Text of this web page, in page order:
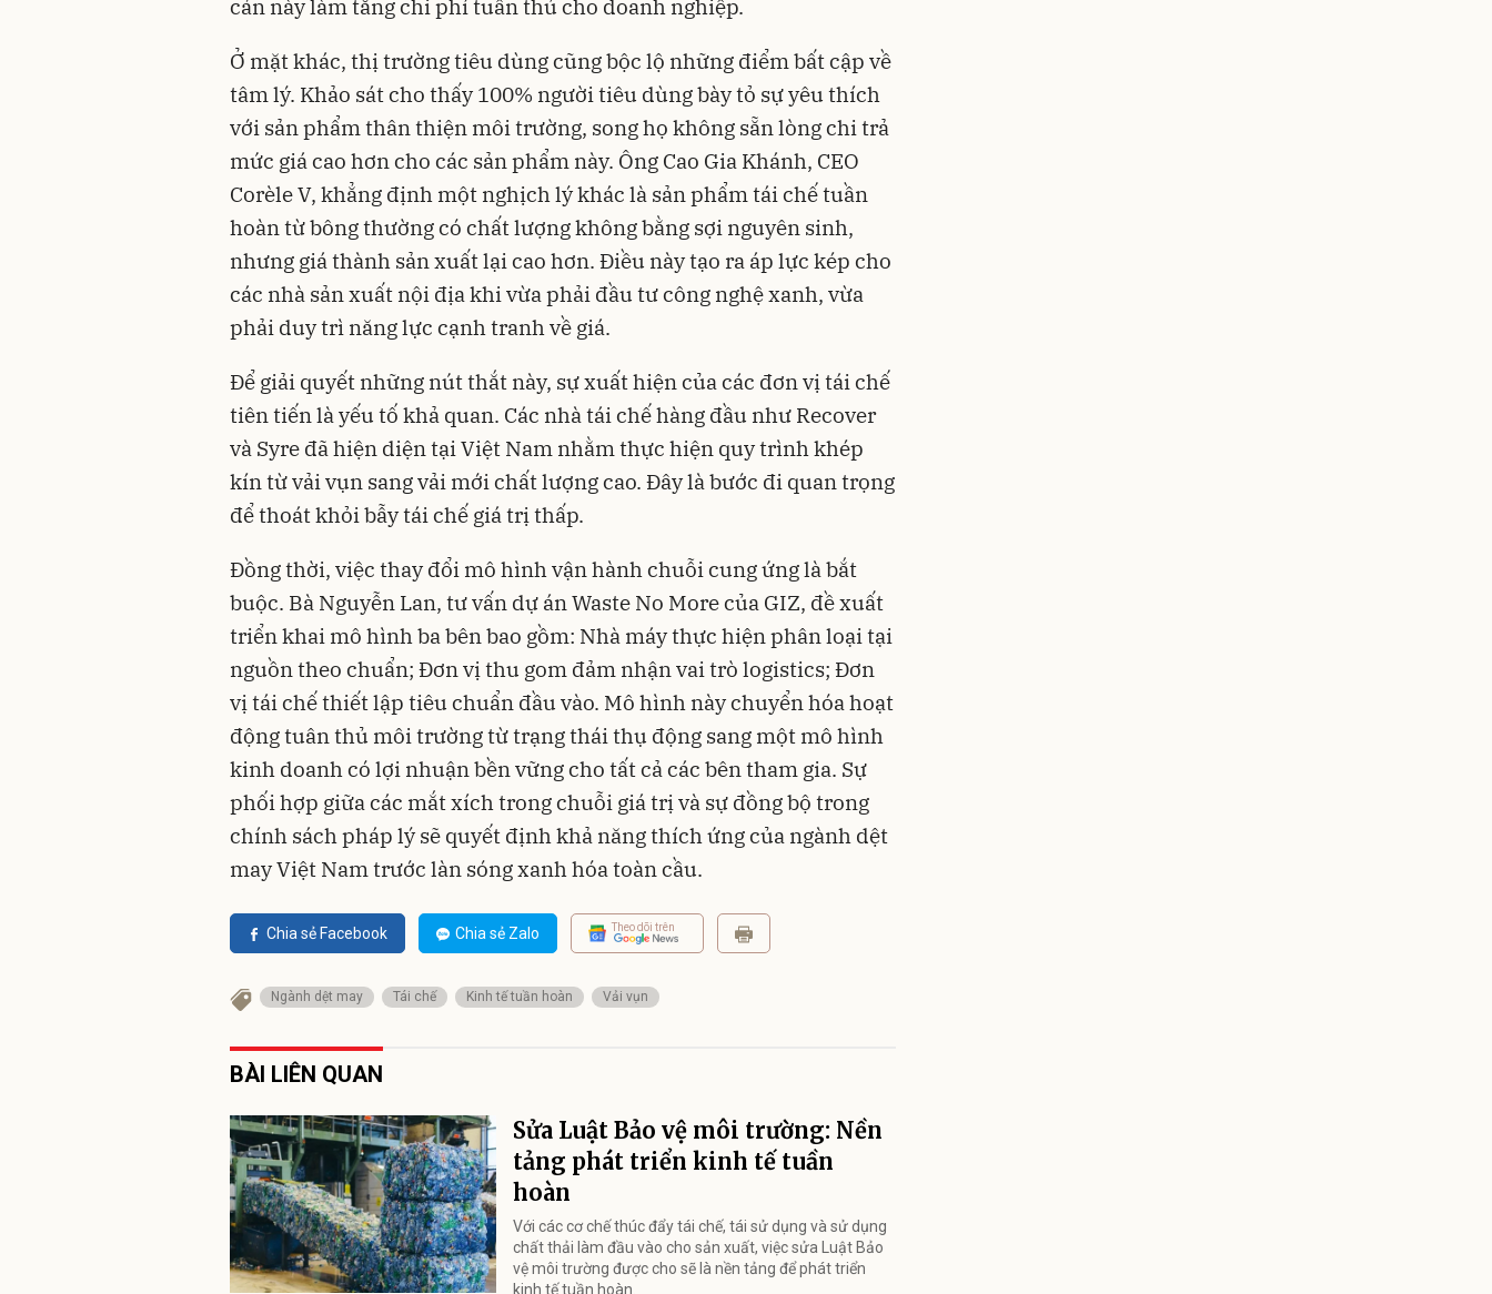
cản này làm tăng chi phí tuân thủ cho doanh nghiệp.
Ở mặt khác, thị trường tiêu dùng cũng bộc lộ những điểm bất cập về
tâm lý. Khảo sát cho thấy 100% người tiêu dùng bày tỏ sự yêu thích
với sản phẩm thân thiện môi trường, song họ không sẵn lòng chi trả
mức giá cao hơn cho các sản phẩm này. Ông Cao Gia Khánh, CEO
Corèle V, khẳng định một nghịch lý khác là sản phẩm tái chế tuần
hoàn từ bông thường có chất lượng không bằng sợi nguyên sinh,
nhưng giá thành sản xuất lại cao hơn. Điều này tạo ra áp lực kép cho
các nhà sản xuất nội địa khi vừa phải đầu tư công nghệ xanh, vừa
phải duy trì năng lực cạnh tranh về giá.
Để giải quyết những nút thắt này, sự xuất hiện của các đơn vị tái chế
tiên tiến là yếu tố khả quan. Các nhà tái chế hàng đầu như Recover
và Syre đã hiện diện tại Việt Nam nhằm thực hiện quy trình khép
kín từ vải vụn sang vải mới chất lượng cao. Đây là bước đi quan trọng
để thoát khỏi bẫy tái chế giá trị thấp.
Đồng thời, việc thay đổi mô hình vận hành chuỗi cung ứng là bắt
buộc. Bà Nguyễn Lan, tư vấn dự án Waste No More của GIZ, đề xuất
triển khai mô hình ba bên bao gồm: Nhà máy thực hiện phân loại tại
nguồn theo chuẩn; Đơn vị thu gom đảm nhận vai trò logistics; Đơn
vị tái chế thiết lập tiêu chuẩn đầu vào. Mô hình này chuyển hóa hoạt
động tuân thủ môi trường từ trạng thái thụ động sang một mô hình
kinh doanh có lợi nhuận bền vững cho tất cả các bên tham gia. Sự
phối hợp giữa các mắt xích trong chuỗi giá trị và sự đồng bộ trong
chính sách pháp lý sẽ quyết định khả năng thích ứng của ngành dệt
may Việt Nam trước làn sóng xanh hóa toàn cầu.
Chia sẻ Facebook Chia sẻ Zalo Theo dõi trên
Ngành dệt may Tái chế Kinh tế tuần hoàn Vải vụn
BÀI LIÊN QUAN
Sửa Luật Bảo vệ môi trường: Nền
tảng phát triển kinh tế tuần
hoàn
Với các cơ chế thúc đẩy tái chế, tái sử dụng và sử dụng
chất thải làm đầu vào cho sản xuất, việc sửa Luật Bảo
vệ môi trường được cho sẽ là nền tảng để phát triển
kinh tế tuần hoàn.